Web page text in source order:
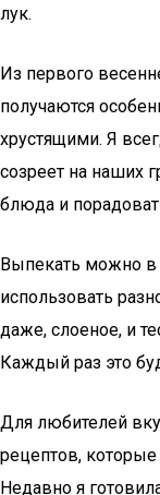
лук.
Из первого
получаются
хрустящими. Я
созреет на наших
блюда и
Выпекать можно в
использовать
даже, слоеное, и
Каждый раз это
Для любителей
рецептов,
Недавно я